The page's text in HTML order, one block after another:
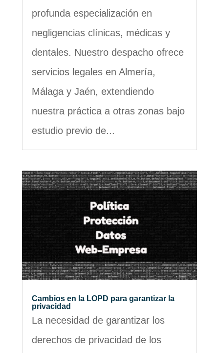
profunda especialización en
negligencias clínicas, médicas y
dentales. Nuestro despacho ofrece
servicios legales en Almería,
Málaga y Jaén, extendiendo
nuestra práctica a otras zonas bajo
estudio previo de...
Cambios en la LOPD para garantizar la
privacidad
La necesidad de garantizar los
derechos de privacidad de los